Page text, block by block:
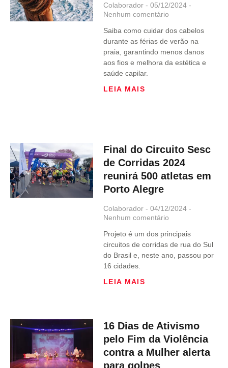
Colaborador 05/12/2024
Nenhum comentário
Saiba como cuidar dos cabelos
durante as férias de verão na
praia, garantindo menos danos
aos fios e melhora da estética e
saúde capilar.
LEIA MAIS
Final do Circuito Sesc
de Corridas 2024
reunirá 500 atletas em
Porto Alegre
Colaborador 04/12/2024
Nenhum comentário
Projeto é um dos principais
circuitos de corridas de rua do Sul
do Brasil e, neste ano, passou por
16 cidades.
LEIA MAIS
16 Dias de Ativismo
pelo Fim da Violência
contra a Mulher alerta
para golpes